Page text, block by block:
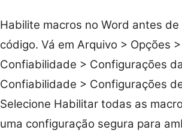
Habilite macros no Word antes
código. Vá em Arquivo > Opções
Confiabilidade > Configurações
Confiabilidade > Configurações
Selecione Habilitar todas as
uma configuração segura para